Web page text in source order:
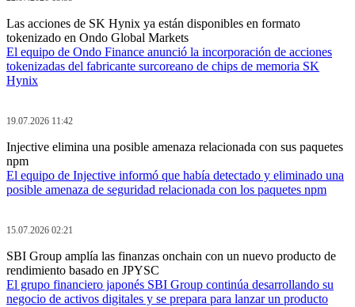
Las acciones de SK Hynix ya están disponibles en formato
tokenizado en Ondo Global Markets
El equipo de Ondo Finance anunció la incorporación de acciones
tokenizadas del fabricante surcoreano de chips de memoria SK
Hynix
19.07.2026 11:42
Injective elimina una posible amenaza relacionada con sus paquetes
npm
El equipo de Injective informó que había detectado y eliminado una
posible amenaza de seguridad relacionada con los paquetes npm
15.07.2026 02:21
SBI Group amplía las finanzas onchain con un nuevo producto de
rendimiento basado en JPYSC
El grupo financiero japonés SBI Group continúa desarrollando su
negocio de activos digitales y se prepara para lanzar un producto